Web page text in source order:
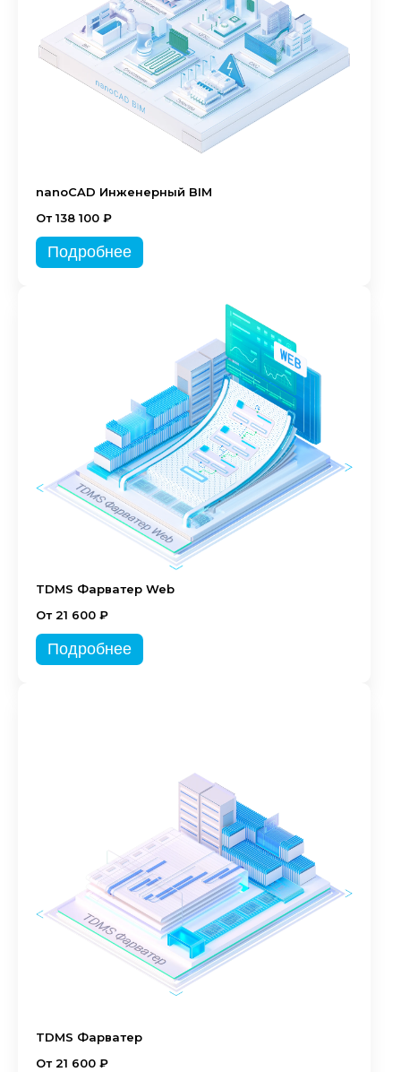
nanoCAD Инженерный BIM
От 138 100 ₽
Подробнее
TDMS Фарватер Web
От 21 600 ₽
Подробнее
TDMS Фарватер
От 21 600 ₽